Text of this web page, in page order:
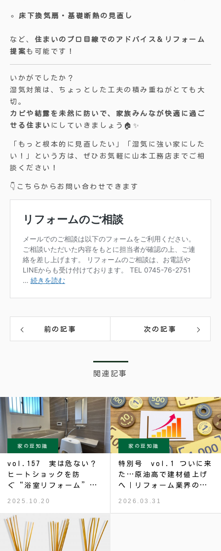
床下換気扇・基礎断熱の見直し
など、
住まいのプロ目線でのアドバイス＆リフォーム
提案 も可能です！
いかがでしたか？
湿気対策は、ちょっとした工夫の積み重ねがとても大
切。
カビや結露を未然に防いで、家族みんなが快適に過ご
せる住まい にしていきましょう🏠✨
「もっと根本的に見直したい」「湿気に強い家にした
い！」という方は、ぜひお気軽に山本工務店までご相
談ください！
👇こちらからお問い合わせできます
前の記事 次の記事
関連記事
家の豆知識
vol.157 実は危ない？
ヒートショックを防
ぐ“浴室リフォーム”の
2025.10.20
家の豆知識
特別号 vol.1 ついに来
た…原油高で建材値上げ
へ｜リフォーム業界のリ
2026.03.31